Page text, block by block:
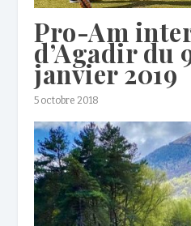
Pro-Am
d’Agadir du
janvier 2019
5 octobre 2018